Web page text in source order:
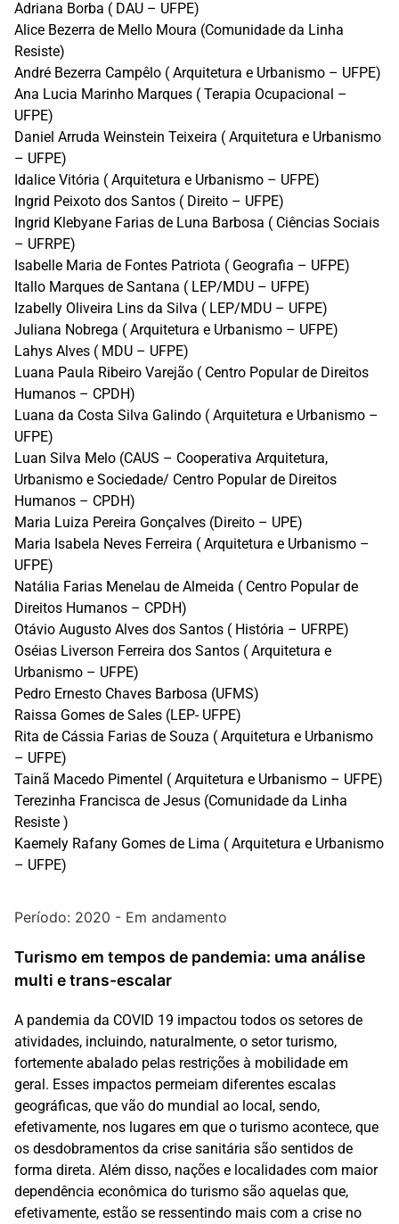
Adriana Borba ( DAU – UFPE)
Alice Bezerra de Mello Moura (Comunidade da Linha
Resiste)
André Bezerra Campêlo ( Arquitetura e Urbanismo – UFPE)
Ana Lucia Marinho Marques ( Terapia Ocupacional –
UFPE)
Daniel Arruda Weinstein Teixeira ( Arquitetura e Urbanismo
– UFPE)
Idalice Vitória ( Arquitetura e Urbanismo – UFPE)
Ingrid Peixoto dos Santos ( Direito – UFPE)
Ingrid Klebyane Farias de Luna Barbosa ( Ciências Sociais
– UFRPE)
Isabelle Maria de Fontes Patriota ( Geografia – UFPE)
Itallo Marques de Santana ( LEP/MDU – UFPE)
Izabelly Oliveira Lins da Silva ( LEP/MDU – UFPE)
Juliana Nobrega ( Arquitetura e Urbanismo – UFPE)
Lahys Alves ( MDU – UFPE)
Luana Paula Ribeiro Varejão ( Centro Popular de Direitos
Humanos – CPDH)
Luana da Costa Silva Galindo ( Arquitetura e Urbanismo –
UFPE)
Luan Silva Melo (CAUS – Cooperativa Arquitetura,
Urbanismo e Sociedade/ Centro Popular de Direitos
Humanos – CPDH)
Maria Luiza Pereira Gonçalves (Direito – UPE)
Maria Isabela Neves Ferreira ( Arquitetura e Urbanismo –
UFPE)
Natália Farias Menelau de Almeida ( Centro Popular de
Direitos Humanos – CPDH)
Otávio Augusto Alves dos Santos ( História – UFRPE)
Oséias Liverson Ferreira dos Santos ( Arquitetura e
Urbanismo – UFPE)
Pedro Ernesto Chaves Barbosa (UFMS)
Raissa Gomes de Sales (LEP- UFPE)
Rita de Cássia Farias de Souza ( Arquitetura e Urbanismo
– UFPE)
Tainã Macedo Pimentel ( Arquitetura e Urbanismo – UFPE)
Terezinha Francisca de Jesus (Comunidade da Linha
Resiste )
Kaemely Rafany Gomes de Lima ( Arquitetura e Urbanismo
– UFPE)
Período: 2020 - Em andamento
Turismo em tempos de pandemia: uma análise
multi e trans-escalar
A pandemia da COVID 19 impactou todos os setores de
atividades, incluindo, naturalmente, o setor turismo,
fortemente abalado pelas restrições à mobilidade em
geral. Esses impactos permeiam diferentes escalas
geográficas, que vão do mundial ao local, sendo,
efetivamente, nos lugares em que o turismo acontece, que
os desdobramentos da crise sanitária são sentidos de
forma direta. Além disso, nações e localidades com maior
dependência econômica do turismo são aquelas que,
efetivamente, estão se ressentindo mais com a crise no